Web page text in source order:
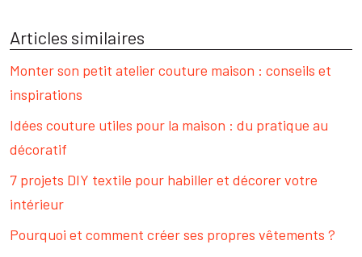
Articles similaires
Monter son petit atelier couture maison : conseils et
inspirations
Idées couture utiles pour la maison : du pratique au
décoratif
7 projets DIY textile pour habiller et décorer votre
intérieur
Pourquoi et comment créer ses propres vêtements ?